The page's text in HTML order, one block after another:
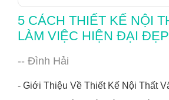
5 CÁCH THIẾT KẾ NỘI
LÀM VIỆC HIỆN ĐẠI
-- Đình Hải
- Giới Thiệu Về Thiết Kế Nội Thất